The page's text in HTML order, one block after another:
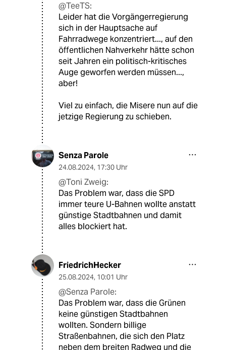
@TeeTS:
Leider hat die Vorgängerregierung
sich in der Hauptsache auf
Fahrradwege konzentriert..., auf den
öffentlichen Nahverkehr hätte schon
seit Jahren ein politisch-kritisches
Auge geworfen werden müssen...,
aber!
Viel zu einfach, die Misere nun auf die
jetzige Regierung zu schieben.
Senza Parole
24.08.2024, 17:30 Uhr
@Toni Zweig:
Das Problem war, dass die SPD
immer teure U-Bahnen wollte anstatt
günstige Stadtbahnen und damit
alles blockiert hat.
FriedrichHecker
25.08.2024, 10:01 Uhr
@Senza Parole:
Das Problem war, dass die Grünen
keine günstigen Stadtbahnen
wollten. Sondern billige
Straßenbahnen, die sich den Platz
neben dem breiten Radweg und die